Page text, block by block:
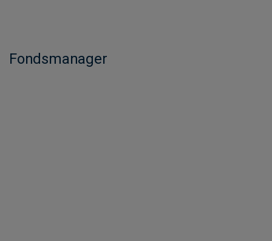
Fondsmanager​​​​​​​​​​​​​​​​​​​​